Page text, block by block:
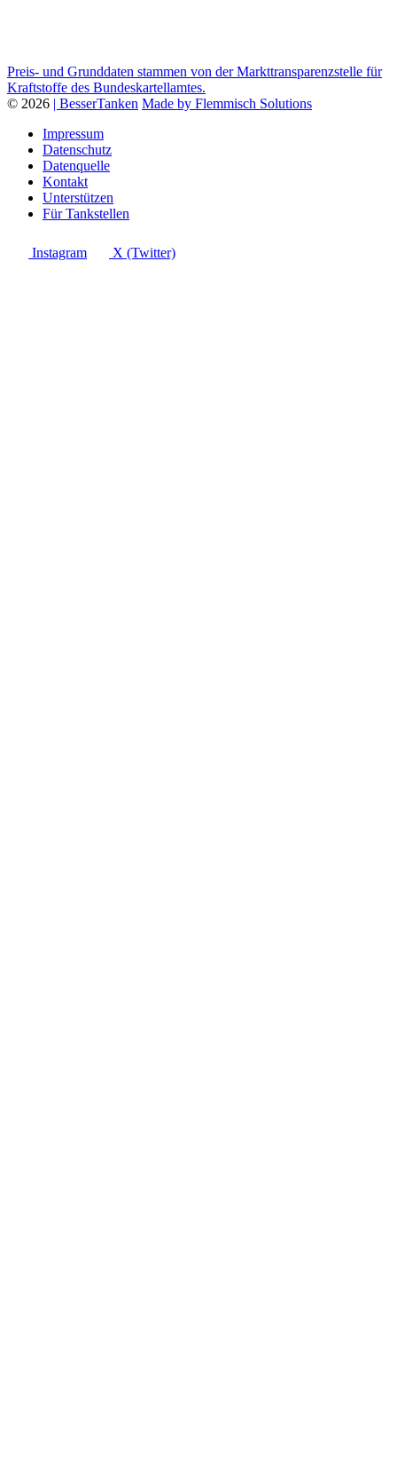
Preis- und Grunddaten stammen von der Markttransparenzstelle für
Kraftstoffe des Bundeskartellamtes.
© 2026 | BesserTanken Made by Flemmisch Solutions
Impressum
Datenschutz
Datenquelle
Kontakt
Unterstützen
Für Tankstellen
Instagram X (Twitter)